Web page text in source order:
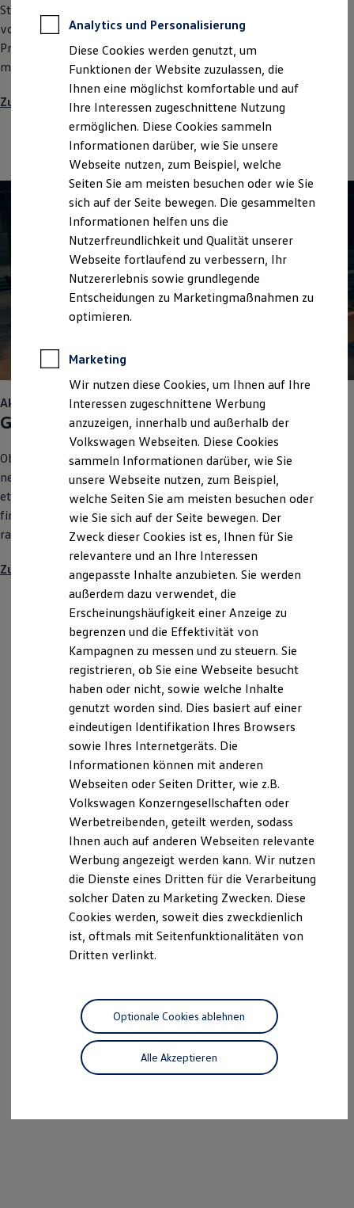
Zertifizierte Gebrauchtwagen
Für Privatkunden
Für Gewerbekunden
Leasing
Für Privatkunden
Für Gewerbekunden
Versicherungen & Garantien
Garantien
Kfz-Versicherung für Nutzfahrzeuge
Restschuldversicherung
Wartungsverträge
Besitzer & Service
Reparatur & Service
Sommer-Special
Reparatur, Pflege & Inspektion
Servicetermin anfragen
Service-Vorteile bei Volkswagen Nutzfahrzeuge
ServicePlus
Economy Service
Räder & Reifen Service
Ersatzfahrzeuge
Software, Konnektivität & Apps
California App
VW Connect für Ihren ID. Buzz
VW Connect für Ihren Transporter/Caravelle
VW Connect für Ihren Amarok
VW Connect für andere Modelle
Connect Pro
Fleet Interface Data
Multistop Pathfinder
Übersicht Software Updates
Hilfreiches für Besitzer
Fahrerassistenz- und Sicherheitssysteme
Kontrollleuchten
Kurzfahrprofile und Ölverdünnung
XTL-Dieselkraftstoff
Ersatzteile und Betriebsflüssigkeiten
Original Zubehör und Lifestyle Produkte
myVolkswagen
myVolkswagen Business
Elektrisch & Autonom
Elektro - & Hybridfahrzeuge
Unser Ansatz
Klimafreundlicher Strom
Reichweite & Ladelösungen
Reichweitensimulator
Ladezeitensimulator
Ladelösungen für Privatkunden
Ladelösungen für Gewerbekunden
Wallbox und Ladekabel
Förderung & Kosten der Elektrofahrzeuge
Fördermöglichkeiten für Privatkunden
Fördermöglichkeiten für Gewerbekunden
Autonomes Fahren
Mehr zum ID. Buzz
Online Beratung
California Club
California Magazin & Ratgeber
Vanlife
California App
California Lifestyle & Zubehör
Übernachten im California
Unternehmen
Karriere
Nachhaltigkeit
Stöbern Sie in unseren aktuellen Aktionen und profitieren Sie
von attraktiven Leasingraten oder Angeboten speziell für
Privatkunden. Damit Sie möglichst günstig und komfortabel
mobil sind.
Zu den Aktionen und Angeboten für Privatkunden
Aktionen und Angebote für Gewerbekunden
Gewerbekundenaufgepasst
Ob für ein Fahrzeug oder gleich für die ganze Flotte – in unseren
neuen Vorteilsangeboten für Gewerbekunden ist auch für Sie
etwas dabei. Stöbern Sie in unseren aktuellen Aktionen und
finden Sie attraktive Leasing- oder Finanzierungsraten,
rabattierte Umbauten, Aktionsprämien und vieles Mehr.
Zu den Aktionen und Angeboten für Gewerbekunden
Analytics und Personalisierung
Diese Cookies werden genutzt, um
Funktionen der Website zuzulassen, die
Ihnen eine möglichst komfortable und auf
Ihre Interessen zugeschnittene Nutzung
ermöglichen. Diese Cookies sammeln
Informationen darüber, wie Sie unsere
Webseite nutzen, zum Beispiel, welche
Seiten Sie am meisten besuchen oder wie Sie
sich auf der Seite bewegen. Die gesammelten
Informationen helfen uns die
Nutzerfreundlichkeit und Qualität unserer
Webseite fortlaufend zu verbessern, Ihr
Nutzererlebnis sowie grundlegende
Entscheidungen zu Marketingmaßnahmen zu
optimieren.
Marketing
Wir nutzen diese Cookies, um Ihnen auf Ihre
Interessen zugeschnittene Werbung
anzuzeigen, innerhalb und außerhalb der
Volkswagen Webseiten. Diese Cookies
sammeln Informationen darüber, wie Sie
unsere Webseite nutzen, zum Beispiel,
welche Seiten Sie am meisten besuchen oder
wie Sie sich auf der Seite bewegen. Der
Zweck dieser Cookies ist es, Ihnen für Sie
relevantere und an Ihre Interessen
angepasste Inhalte anzubieten. Sie werden
außerdem dazu verwendet, die
Erscheinungshäufigkeit einer Anzeige zu
begrenzen und die Effektivität von
Kampagnen zu messen und zu steuern. Sie
registrieren, ob Sie eine Webseite besucht
haben oder nicht, sowie welche Inhalte
genutzt worden sind. Dies basiert auf einer
eindeutigen Identifikation Ihres Browsers
sowie Ihres Internetgeräts. Die
Informationen können mit anderen
Webseiten oder Seiten Dritter, wie z.B.
Volkswagen Konzerngesellschaften oder
Werbetreibenden, geteilt werden, sodass
Ihnen auch auf anderen Webseiten relevante
Werbung angezeigt werden kann. Wir nutzen
die Dienste eines Dritten für die Verarbeitung
solcher Daten zu Marketing Zwecken. Diese
Cookies werden, soweit dies zweckdienlich
ist, oftmals mit Seitenfunktionalitäten von
Dritten verlinkt.
Alle Akzeptieren
Optionale Cookies ablehnen